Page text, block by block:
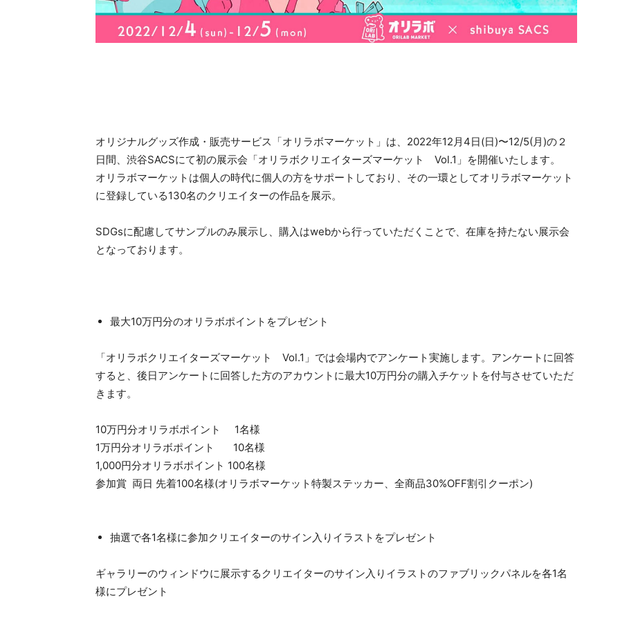
オリジナルグッズ作成・販売サービス「オリラボマーケット」は、2022年12月4日(日)〜12/5(月)の２
日間、渋谷SACSにて初の展示会「オリラボクリエイターズマーケット Vol.1」を開催いたします。
オリラボマーケットは個人の時代に個人の方をサポートしており、その一環としてオリラボマーケット
に登録している130名のクリエイターの作品を展示。
SDGsに配慮してサンプルのみ展示し、購入はwebから行っていただくことで、在庫を持たない展示会
となっております。
最大10万円分のオリラボポイントをプレゼント
「オリラボクリエイターズマーケット Vol.1」では会場内でアンケート実施します。アンケートに回答
すると、後日アンケートに回答した方のアカウントに最大10万円分の購入チケットを付与させていただ
きます。
10万円分オリラボポイント 1名様
1万円分オリラボポイント 10名様
1,000円分オリラボポイント 100名様
参加賞 両日 先着100名様(オリラボマーケット特製ステッカー、全商品30%OFF割引クーポン)
抽選で各1名様に参加クリエイターのサイン入りイラストをプレゼント
ギャラリーのウィンドウに展示するクリエイターのサイン入りイラストのファブリックパネルを各1名
様にプレゼント